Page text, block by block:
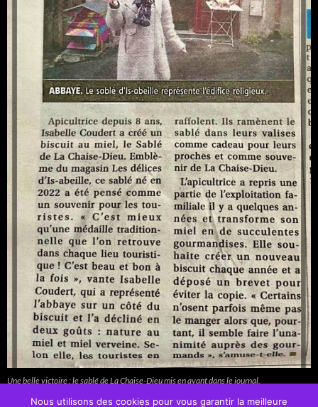
Une belle victoire : le sablé de La Chaise-Dieu mis en avant dans le journal.
Nous utilisons des cookies pour vous garantir la meilleure